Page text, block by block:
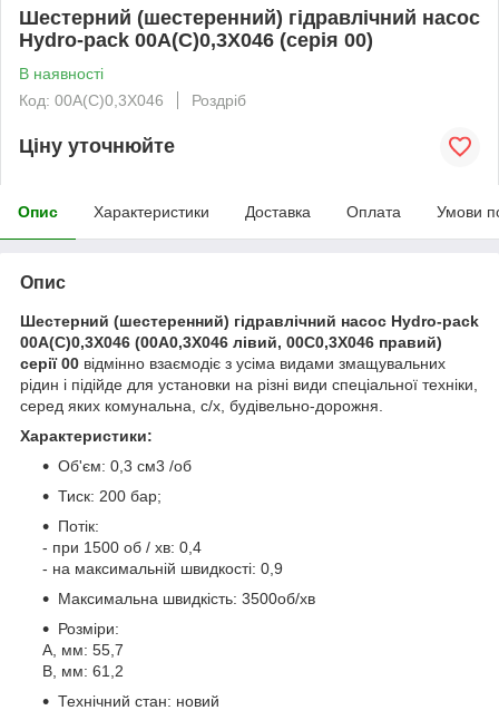
Шестерний (шестеренний) гідравлічний насос
Hydro-pack 00A(C)0,3X046 (серія 00)
В наявності
Код: 00A(C)0,3X046
Роздріб
Ціну уточнюйте
Опис Характеристики Доставка Оплата Умови
Опис
Шестерний (шестеренний) гідравлічний насос Hydro-pack
00A(C)0,3X046 (00A0,3X046 лівий, 00C0,3X046 правий)
серії 00 відмінно взаємодіє з усіма видами змащувальних
рідин і підійде для установки на різні види спеціальної техніки,
серед яких комунальна, с/х, будівельно-дорожня.
Характеристики:
Об'єм: 0,3 см3 /об
Тиск: 200 бар;
Потік:
- при 1500 об / хв: 0,4
- на максимальній швидкості: 0,9
Максимальна швидкість: 3500об/хв
Розміри:
A, мм: 55,7
B, мм: 61,2
Технічний стан: новий